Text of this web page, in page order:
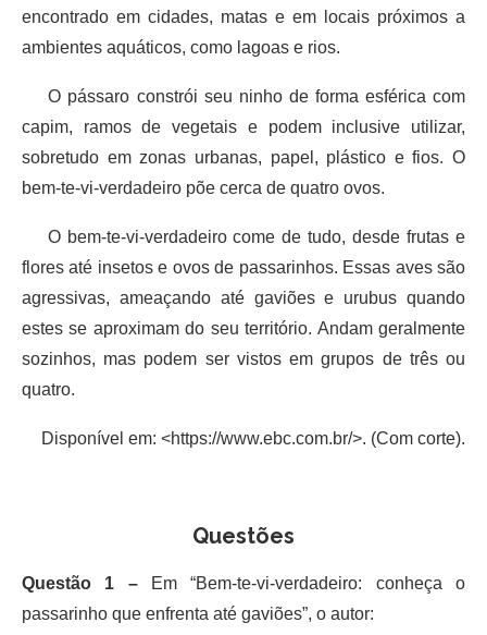
encontrado em cidades, matas e em locais próximos a
ambientes aquáticos, como lagoas e rios.
O pássaro constrói seu ninho de forma esférica com
capim, ramos de vegetais e podem inclusive utilizar,
sobretudo em zonas urbanas, papel, plástico e fios. O
bem-te-vi-verdadeiro põe cerca de quatro ovos.
O bem-te-vi-verdadeiro come de tudo, desde frutas e
flores até insetos e ovos de passarinhos. Essas aves são
agressivas, ameaçando até gaviões e urubus quando
estes se aproximam do seu território. Andam geralmente
sozinhos, mas podem ser vistos em grupos de três ou
quatro.
Disponível em: <https://www.ebc.com.br/>. (Com corte).
Questões
Questão 1 –
Em “Bem-te-vi-verdadeiro: conheça o
passarinho que enfrenta até gaviões”, o autor: